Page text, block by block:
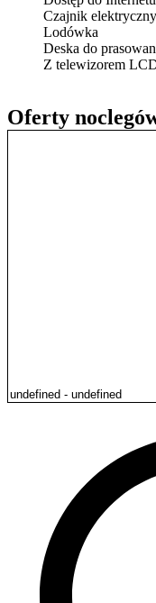
Oferty
Czajnik elektryczny
Lodówka
Deska do
Z telewizorem